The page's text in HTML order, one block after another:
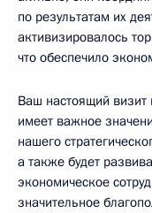
по результатам их
активизировалось
что обеспечило
Ваш настоящий
имеет важное
нашего
а также будет
экономическое
значительное